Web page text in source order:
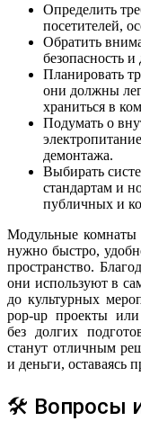
Определить
посетителей,
Обратить
безопасность
Планировать
они должны
храниться в
Подумать о
демонтажа.
Выбирать
стандартам и
публичных и
Модульные комнаты
нужно быстро,
пространство.
они используют в
до культурных
pop-up проекты
без долгих
станут отличным
и деньги, оставаясь
🛠 Вопросы